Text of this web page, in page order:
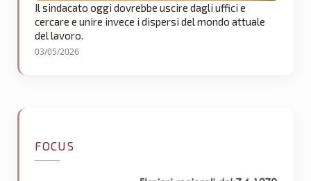
Il sindacato oggi dovrebbe uscire dagli uffici e
cercare e unire invece i dispersi del mondo attuale
del lavoro.
03/05/2026
FOCUS